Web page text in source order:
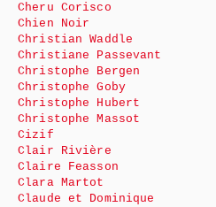
Cheru Corisco
Chien Noir
Christian Waddle
Christiane Passevant
Christophe Bergen
Christophe Goby
Christophe Hubert
Christophe Massot
Cizif
Clair Rivière
Claire Feasson
Clara Martot
Claude et Dominique